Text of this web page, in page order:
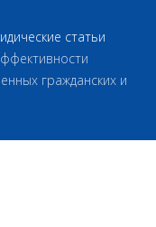
статьи
гражданских и